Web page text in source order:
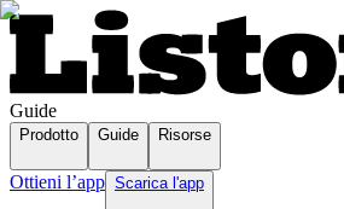
Guide
Prodotto Guide Risorse
Ottieni l’app Scarica l'app